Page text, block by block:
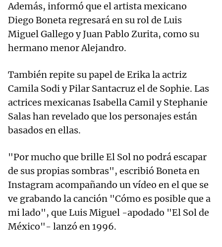
Además, informó que el artista mexicano
Diego Boneta regresará en su rol de Luis
Miguel Gallego y Juan Pablo Zurita, como su
hermano menor Alejandro.
También repite su papel de Erika la actriz
Camila Sodi y Pilar Santacruz el de Sophie. Las
actrices mexicanas Isabella Camil y Stephanie
Salas han revelado que los personajes están
basados en ellas.
"Por mucho que brille El Sol no podrá escapar
de sus propias sombras", escribió Boneta en
Instagram acompañando un vídeo en el que se
ve grabando la canción "Cómo es posible que a
mi lado", que Luis Miguel -apodado "El Sol de
México"- lanzó en 1996.